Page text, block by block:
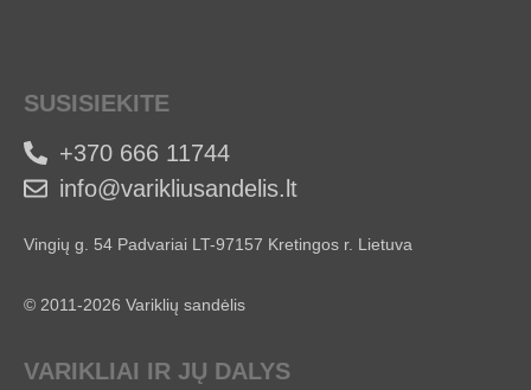
SUSISIEKITE
+370 666 11744
info@varikliusandelis.lt
Vingių g. 54 Padvariai LT-97157 Kretingos r. Lietuva
© 2011-2026 Variklių sandėlis
VARIKLIAI IR JŲ DALYS